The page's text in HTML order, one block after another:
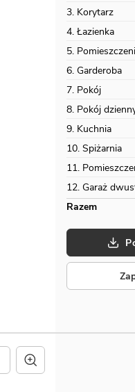
3. Korytarz
4. Łazienka
5.
6. Garderoba
7. Pokój
8. Pokój
9. Kuchnia
10. Spiżarnia
11.
12. Garaż
Razem